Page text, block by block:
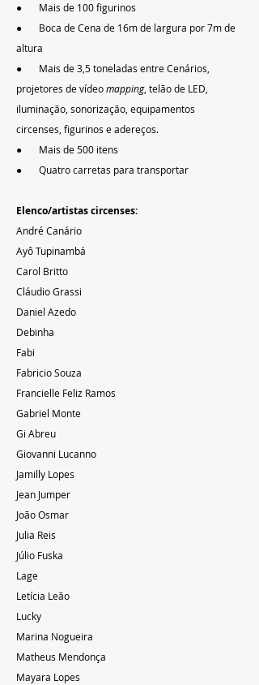
●       Mais de 100 figurinos
●       Boca de Cena de 16m de largura por 7m de
altura
●       Mais de 3,5 toneladas entre Cenários,
projetores de vídeo mapping, telão de LED,
iluminação, sonorização, equipamentos
circenses, figurinos e adereços.
●       Mais de 500 itens
●       Quatro carretas para transportar
Elenco/artistas circenses:
André Canário
Ayô Tupinambá
Carol Britto
Cláudio Grassi
Daniel Azedo
Debinha
Fabi
Fabricio Souza
Francielle Feliz Ramos
Gabriel Monte
Gi Abreu
Giovanni Lucanno
Jamilly Lopes
Jean Jumper
João Osmar
Julia Reis
Júlio Fuska
Lage
Letícia Leão
Lucky
Marina Nogueira
Matheus Mendonça
Mayara Lopes